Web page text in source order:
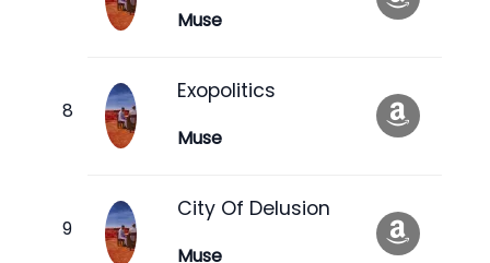
Muse
Exopolitics
Muse
City Of Delusion
Muse